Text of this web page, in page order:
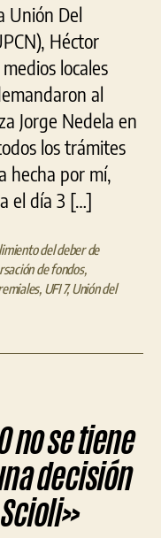
Unión Del
Héctor
locales
al
Jorge Nedela en
los trámites
hecha por mí,
el día 3 […]
del deber de
de fondos,
, UFI 7,Unión del
no se tiene
decisión